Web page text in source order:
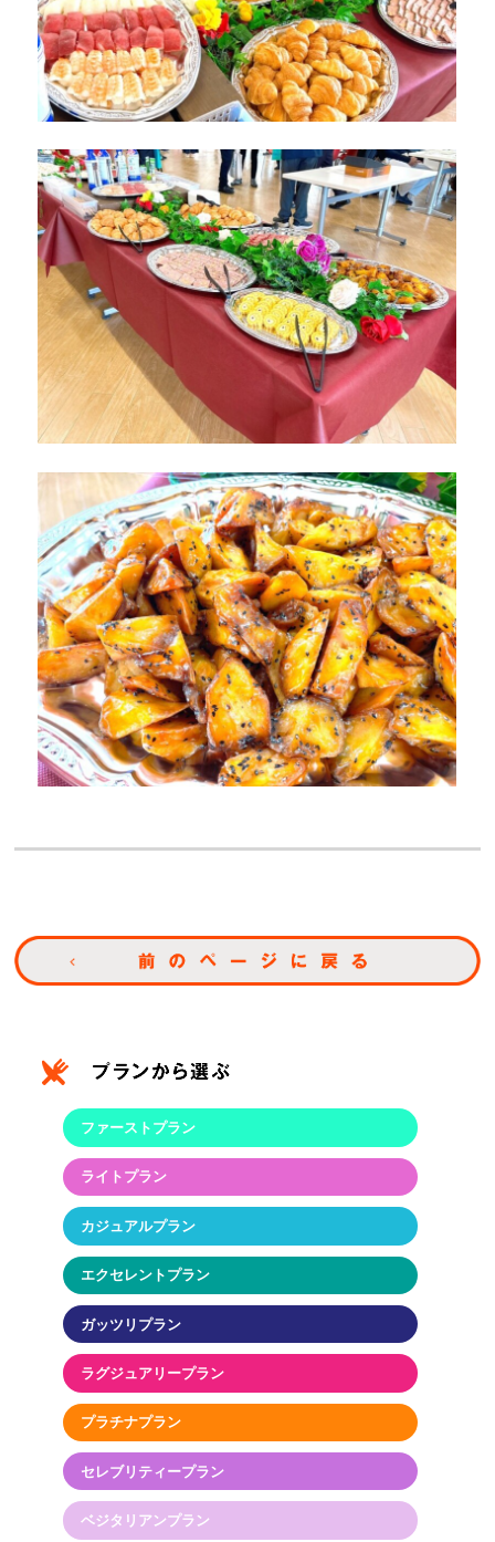
ファーストプラン
ライトプラン
カジュアルプラン
エクセレントプラン
ガッツリプラン
ラグジュアリープラン
プラチナプラン
セレブリティープラン
ベジタリアンプラン